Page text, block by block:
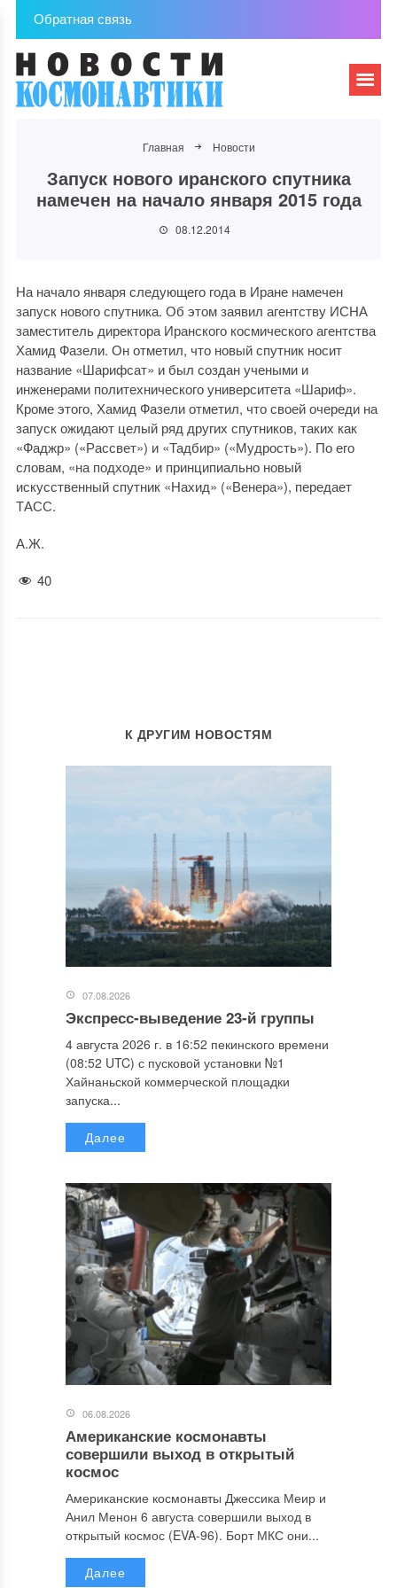
Обратная связь
Главная Новости
Запуск нового иранского спутника
намечен на начало января 2015 года
08.12.2014
На начало января следующего года в Иране намечен
запуск нового спутника. Об этом заявил агентству ИСНА
заместитель директора Иранского космического агентства
Хамид Фазели. Он отметил, что новый спутник носит
название «Шарифсат» и был создан учеными и
инженерами политехнического университета «Шариф».
Кроме этого, Хамид Фазели отметил, что своей очереди на
запуск ожидают целый ряд других спутников, таких как
«Фаджр» («Рассвет») и «Тадбир» («Мудрость»). По его
словам, «на подходе» и принципиально новый
искусственный спутник «Нахид» («Венера»), передает
ТАСС.
А.Ж.
40
К ДРУГИМ НОВОСТЯМ
07.08.2026
Экспресс-выведение 23-й группы
4 августа 2026 г. в 16:52 пекинского времени
(08:52 UTC) с пусковой установки №1
Хайнаньской коммерческой площадки
запуска...
Далее
06.08.2026
Американские космонавты
совершили выход в открытый
космос
Американские космонавты Джессика Меир и
Анил Менон 6 августа совершили выход в
открытый космос (EVA-96). Борт МКС они...
Далее